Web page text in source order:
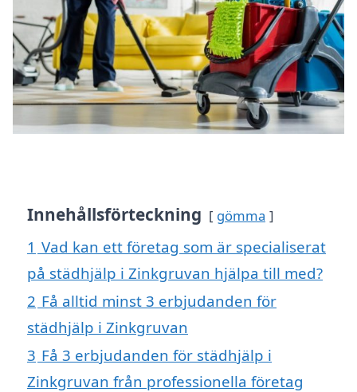
Innehållsförteckning gömma
1 Vad kan ett företag som är specialiserat
på städhjälp i Zinkgruvan hjälpa till med?
2 Få alltid minst 3 erbjudanden för
städhjälp i Zinkgruvan
3 Få 3 erbjudanden för städhjälp i
Zinkgruvan från professionella företag